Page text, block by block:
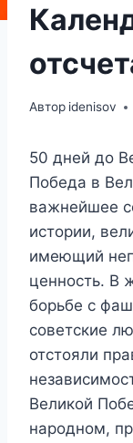
Автор idenisov
50 дней до
Победа в
важнейшее
истории,
имеющий
ценность. В
борьбе с
советские
отстояли
Великой
народном,